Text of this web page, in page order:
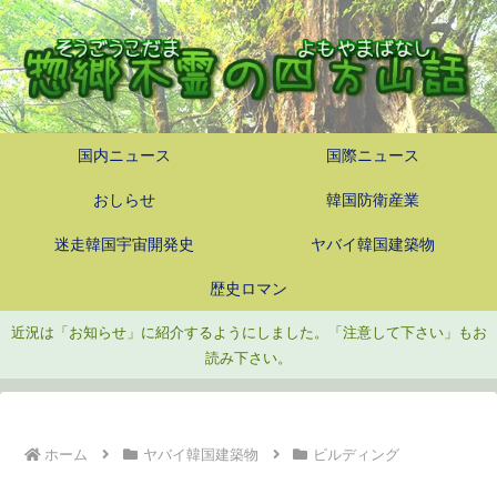
国内ニュース 国際ニュース
おしらせ 韓国防衛産業
迷走韓国宇宙開発史 ヤバイ韓国建築物
歴史ロマン
近況は「お知らせ」に紹介するようにしました。「注意して下さい」もお
読み下さい。
ホーム ヤバイ韓国建築物 ビルディング